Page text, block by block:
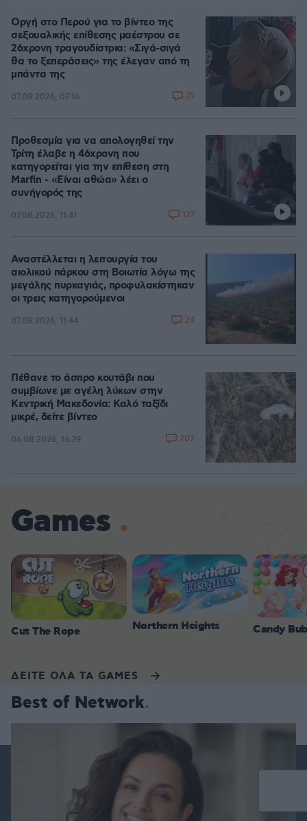
Οργή στο Περού για το βίντεο της
σεξουαλικής επίθεσης μαέστρου σε
26χρονη τραγουδίστρια: «Σιγά-σιγά
θα το ξεπεράσεις» της έλεγαν από τη
μπάντα της
07.08.2026, 07:16 75
Προθεσμία για να απολογηθεί την
Τρίτη έλαβε η 46χρονη που
κατηγορείται για την επίθεση στη
Marfin - «Είναι αθώα» λέει ο
συνήγορός της
07.08.2026, 11:41 127
Αναστέλλεται η λειτουργία του
αιολικού πάρκου στη Βοιωτία λόγω της
μεγάλης πυρκαγιάς, προφυλακίστηκαν
οι τρεις κατηγορούμενοι
07.08.2026, 11:44 24
Πέθανε το άσπρο κουτάβι που
συμβίωνε με αγέλη λύκων στην
Κεντρική Μακεδονία: Καλό ταξίδι
μικρέ, δείτε βίντεο
06.08.2026, 16:39 202
Games
Cut The Rope Northern Heights Candy
ΔΕΙΤΕ ΟΛΑ ΤΑ GAMES
Best of Network